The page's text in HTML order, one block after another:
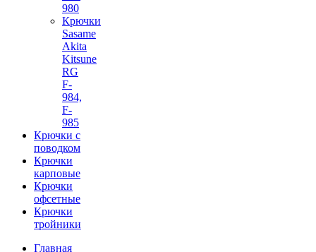
980
Крючки
Sasame
Akita
Kitsune
RG
F-
984,
F-
985
Крючки с
поводком
Крючки
карповые
Крючки
офсетные
Крючки
тройники
Главная